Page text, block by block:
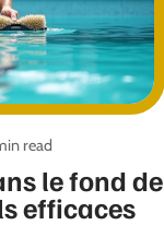
le fond de
efficaces
read